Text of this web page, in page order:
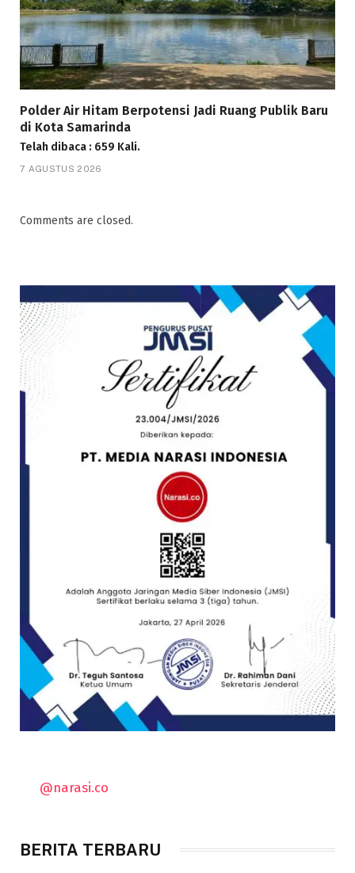
Polder Air Hitam Berpotensi Jadi Ruang Publik Baru
di Kota Samarinda
Telah dibaca : 659 Kali.
7 AGUSTUS 2026
Comments are closed.
@narasi.co
BERITA TERBARU